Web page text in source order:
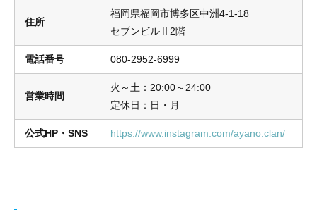
住所
福岡県福岡市博多区中洲4-1-18
セブンビルⅡ2階
電話番号 080-2952-6999
営業時間
火～土：20:00～24:00
定休日：日・月
公式HP・SNS https://www.instagram.com/ayano.clan/